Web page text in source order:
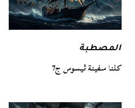
المصطبة
كلنا سفينة ثيسوس ج7